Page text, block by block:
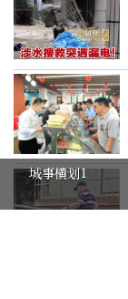
城事横划1